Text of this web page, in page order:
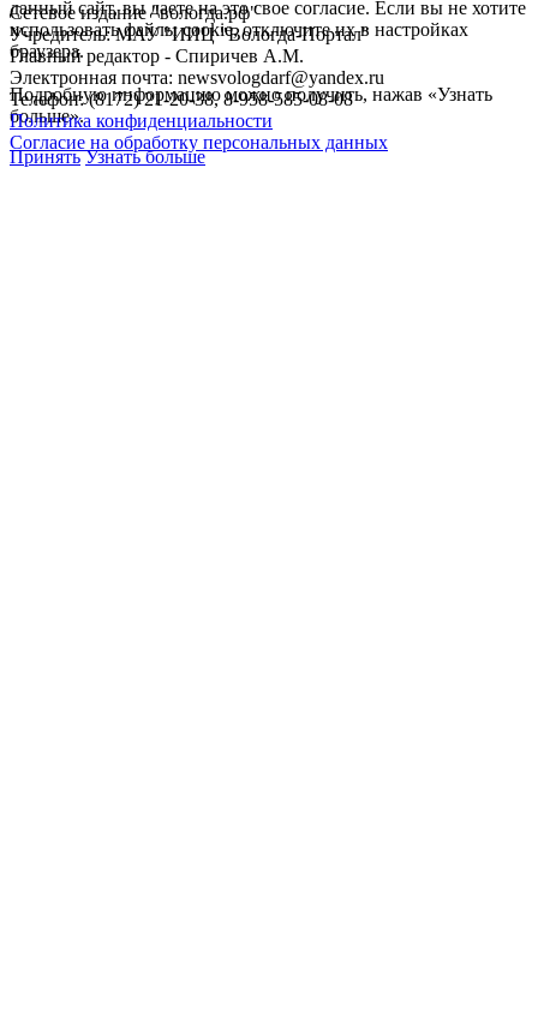
Сетевое издание "вологда.рф"
Учредитель: МАУ "ИИЦ "Вологда-Портал"
Главный редактор - Спиричев А.М.
Электронная почта: newsvologdarf@yandex.ru
Телефон: (8172) 21-20-38, 8-958-585-08-08
Политика конфиденциальности
Согласие на обработку персональных данных
данный сайт, вы даете на это свое согласие. Если вы не хотите
использовать файлы cookie, отключите их в настройках
браузера.
Подробную информацию можно получить, нажав «Узнать
больше».
Принять Узнать больше